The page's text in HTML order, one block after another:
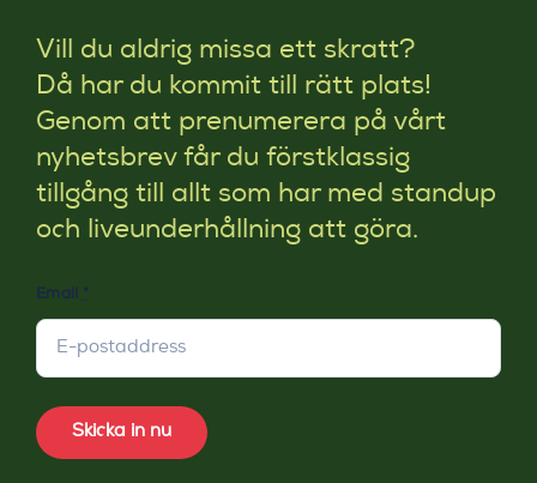
Vill du aldrig missa ett skratt?
Då har du kommit till rätt plats!
Genom att prenumerera på vårt
nyhetsbrev får du förstklassig
tillgång till allt som har med standup
och liveunderhållning att göra.
Email *
Skicka in nu